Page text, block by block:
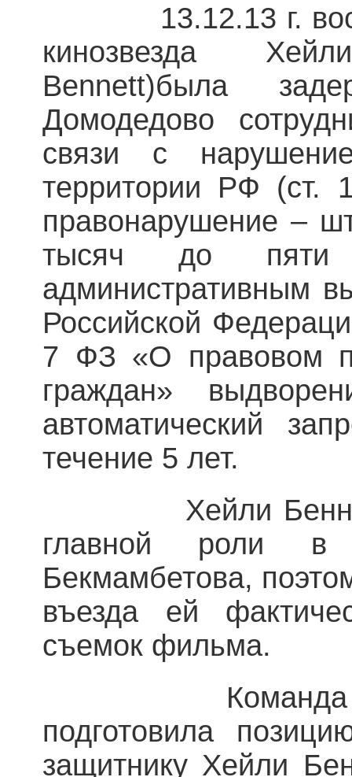
13.12.13 г.
кинозвезда
Bennett)была
Домодедово
связи с
территории РФ (ст.
правонарушение –
тысяч до
административным
Российской
7 ФЗ «О правовом
граждан»
автоматический
течение 5 лет.
Хейли Беннетт
главной роли
Бекмамбетова,
въезда ей
съемок фильма.
Команда
подготовила
защитнику Хейли